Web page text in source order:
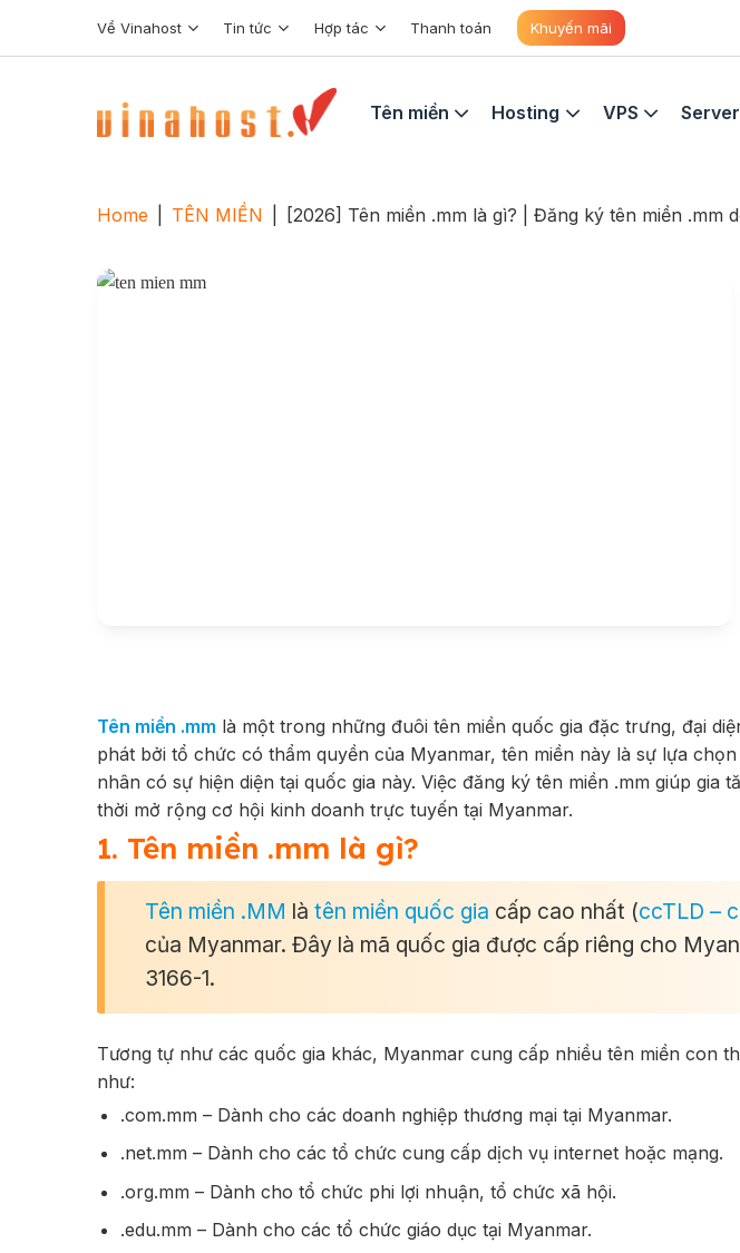
Về Vinahost Tin tức Hợp tác Thanh toán Khuyến mãi
Tên miền Hosting VPS Server
Home TÊN MIỀN [2026] Tên miền .mm là gì? | Đăng ký tên miền .mm
Tên miền .mm là một trong những đuôi tên miền quốc gia đặc trưng, đại
phát bởi tổ chức có thẩm quyền của Myanmar, tên miền này là sự lựa
nhân có sự hiện diện tại quốc gia này. Việc đăng ký tên miền .mm giúp gia
thời mở rộng cơ hội kinh doanh trực tuyến tại Myanmar.
1. Tên miền .mm là gì?
Tên miền .MM là tên miền quốc gia cấp cao nhất (ccTLD –
của Myanmar. Đây là mã quốc gia được cấp riêng cho
3166-1.
Tương tự như các quốc gia khác, Myanmar cung cấp nhiều tên miền con
như:
.com.mm – Dành cho các doanh nghiệp thương mại tại Myanmar.
.net.mm – Dành cho các tổ chức cung cấp dịch vụ internet hoặc mạng.
.org.mm – Dành cho tổ chức phi lợi nhuận, tổ chức xã hội.
.edu.mm – Dành cho các tổ chức giáo dục tại Myanmar.